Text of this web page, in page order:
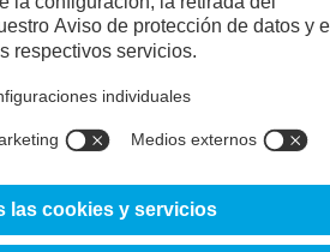
Acero de
Resistencia al desgaste adhesivo
Ductilidad/resistencia a las